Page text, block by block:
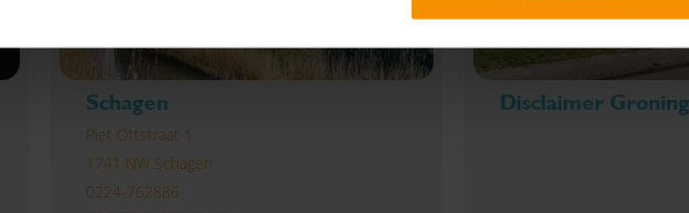
Schagen
Piet Ottstraat 1
1741 NW Schagen
0224-762886
Disclaimer